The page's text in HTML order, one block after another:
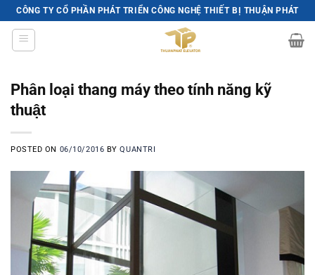
Skip
to
content
CÔNG TY CỔ PHẦN PHÁT TRIỂN CÔNG NGHỆ THIẾT BỊ THUẬN PHÁT
Phân loại thang máy theo tính năng kỹ
thuật
POSTED ON 06/10/2016 BYQUANTRI